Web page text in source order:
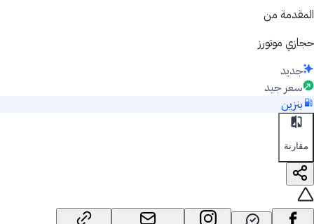
المقدمة من
حجازي موتورز
جديد
سعر جيد
بنزين
مقارنة